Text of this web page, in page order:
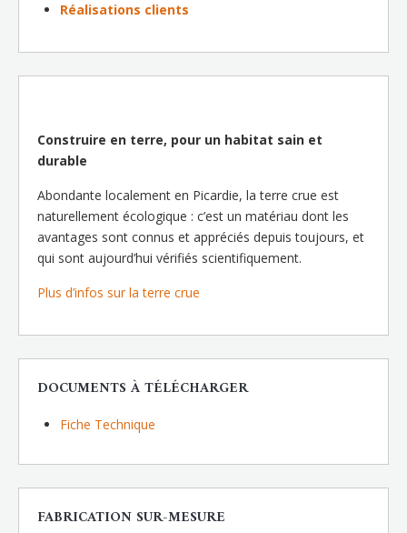
Réalisations clients
Construire en terre, pour un habitat sain et
durable
Abondante localement en Picardie, la terre crue est
naturellement écologique : c’est un matériau dont les
avantages sont connus et appréciés depuis toujours, et
qui sont aujourd’hui vérifiés scientifiquement.
Plus d’infos sur la terre crue
DOCUMENTS À TÉLÉCHARGER
Fiche Technique
FABRICATION SUR-MESURE